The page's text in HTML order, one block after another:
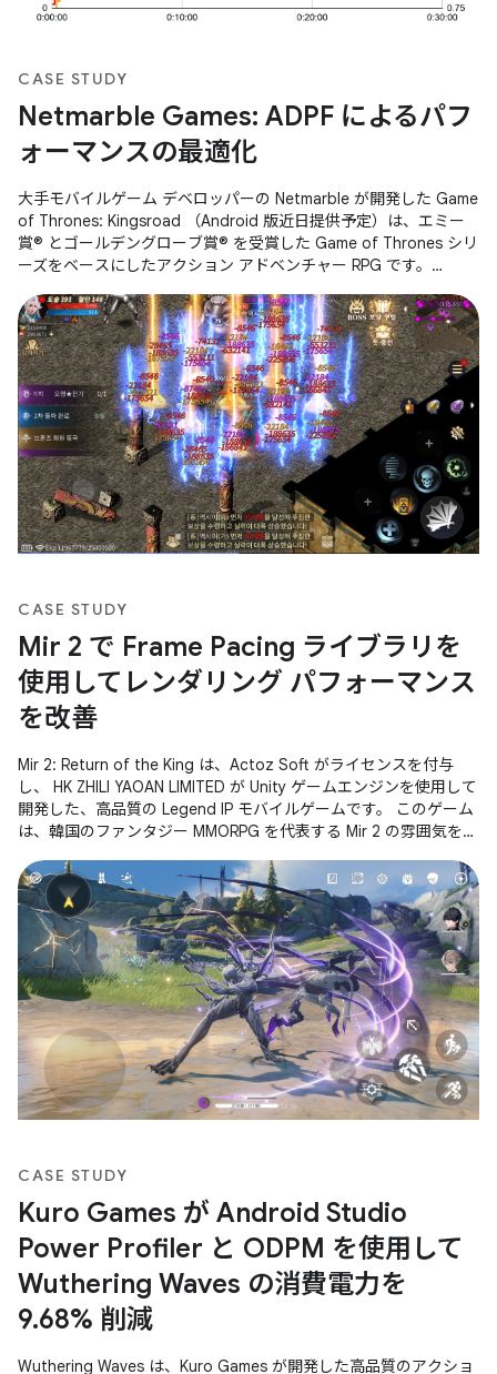
CASE STUDY
Netmarble Games: ADPF によるパフ
ォーマンスの最適化
大手モバイルゲーム デベロッパーの Netmarble が開発した Game
of Thrones: Kingsroad （Android 版近日提供予定）は、エミー
賞® とゴールデングローブ賞® を受賞した Game of Thrones シリ
ーズをベースにしたアクション アドベンチャー RPG です。
の問題（特にサーマル スロットリング）が発生し、持続的なパフ
ォーマンスとユーザー
CASE STUDY
Mir 2 で Frame Pacing ライブラリを
使用してレンダリング パフォーマンス
を改善
Mir 2: Return of the King は、Actoz Soft がライセンスを付与
し、 HK ZHILI YAOAN LIMITED が Unity ゲームエンジンを使用して
開発した、高品質の Legend IP モバイルゲームです。 このゲーム
は、韓国のファンタジー MMORPG を代表する Mir 2 の雰囲気を完
のコア ゲームプレイなど、最も人気のあるゲーム コンテンツも数
多く提供しています。
CASE STUDY
Kuro Games が Android Studio
Power Profiler と ODPM を使用して
Wuthering Waves の消費電力を
9.68% 削減
Wuthering Waves は、Kuro Games が開発した高品質のアクショ